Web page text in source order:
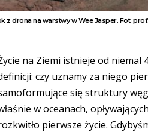
z drona na warstwy w Wee Jasper. Fot.
na Ziemi istnieje od niemal
czy uznamy za niego
się struktury
w oceanach,
pierwsze życie.